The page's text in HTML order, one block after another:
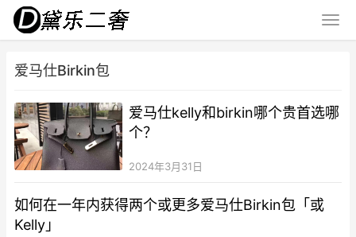
爱马仕Birkin包
爱马仕kelly和birkin哪个贵首选哪
个？
2024年3月31日
如何在一年内获得两个或更多爱马仕Birkin包「或
Kelly」